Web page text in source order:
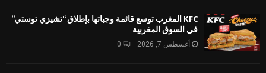
KFC المغرب توسع قائمة وجباتها بإطلاق “تشيزي توستي”
في السوق المغربية
أغسطس 7, 2026 0